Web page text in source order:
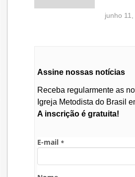
junho
Assine nossas notícias
Receba regularmente as
Igreja Metodista do Brasil
A inscrição é gratuita!